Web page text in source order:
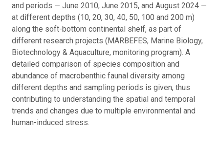
and periods — June 2010, June 2015, and August 2024 —
at different depths (10, 20, 30, 40, 50, 100 and 200 m)
along the soft-bottom continental shelf, as part of
different research projects (MARBEFES, Marine Biology,
Biotechnology & Aquaculture, monitoring program). A
detailed comparison of species composition and
abundance of macrobenthic faunal diversity among
different depths and sampling periods is given, thus
contributing to understanding the spatial and temporal
trends and changes due to multiple environmental and
human-induced stress.